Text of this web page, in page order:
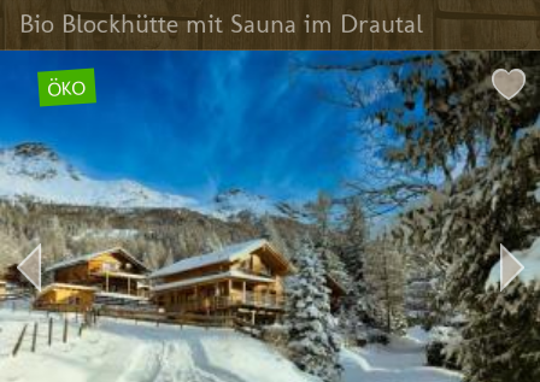
Bio Blockhütte mit Sauna im Drautal
ÖKO